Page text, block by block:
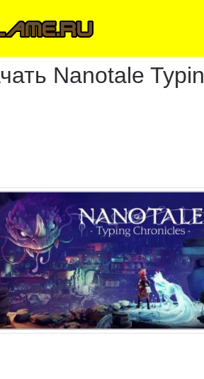
Nanotale